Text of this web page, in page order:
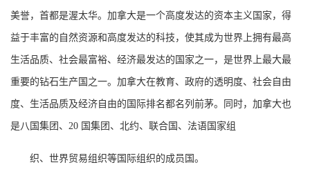
美誉，首都是渥太华。加拿大是一个高度发达的资本主义国家，得
益于丰富的自然资源和高度发达的科技，使其成为世界上拥有最高
生活品质、社会最富裕、经济最发达的国家之一，是世界上最大最
重要的钻石生产国之一。 加拿大在教育、政府的透明度、社会自由
度、生活品质及经济自由的国际排名都名列前茅。同时，加拿大也
是八国集团、 20 国集团、北约、联合国、法语国家组
织、世界贸易组织等国际组织的成员国。